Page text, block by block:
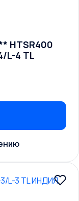
HTSR400
L-4 TL